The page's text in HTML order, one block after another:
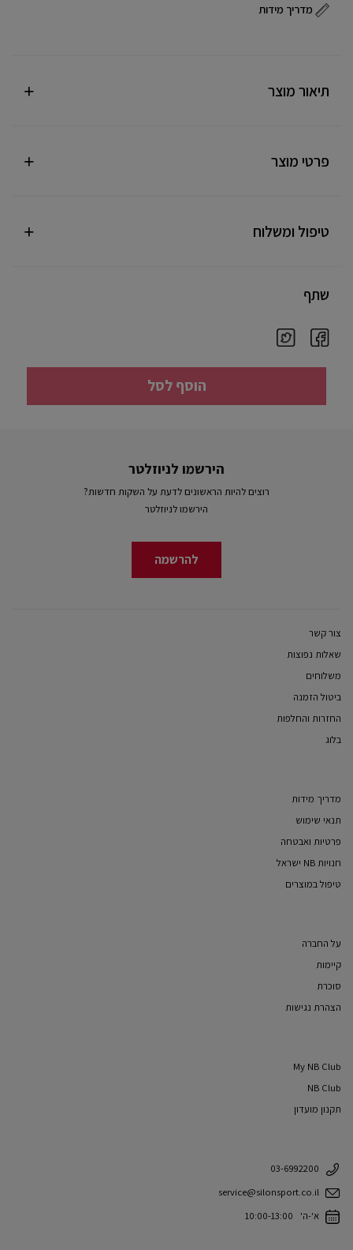
מדריך מידות
תיאור מוצר
פרטי מוצר
טיפול ומשלוח
שתף
הוסף לסל
הירשמו לניוזלטר
רוצים להיות הראשונים לדעת על השקות חדשות?
הירשמו לניוזלטר
להרשמה
צור קשר
שאלות נפוצות
משלוחים
ביטול הזמנה
החזרות והחלפות
בלוג
מדריך מידות
תנאי שימוש
פרטיות ואבטחה
חנויות NB ישראל
טיפול במוצרים
על החברה
קיימות
סוכרת
הצהרת נגישות
My NB Club
NB Club
תקנון מועדון
03-6992200
service@silonsport.co.il
א'-ה' 10:00-13:00